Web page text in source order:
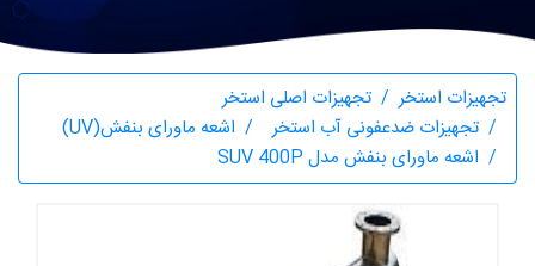
تجهیزات استخر
تجهیزات اصلی استخر
تجهیزات ضدعفونی آب استخر
اشعه ماورای بنفش(UV)
اشعه ماورای بنفش مدل SUV 400P